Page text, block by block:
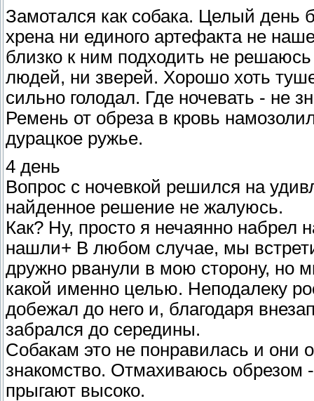
Замотался как собака. Целый день
хрена ни единого артефакта не
близко к ним подходить не
людей, ни зверей. Хорошо хоть
сильно голодал. Где ночевать - не
Ремень от обреза в кровь
дурацкое ружье.
4 день
Вопрос с ночевкой решился на
найденное решение не жалуюсь.
Как? Ну, просто я нечаянно набрел
нашли+ В любом случае, мы
дружно рванули в мою сторону, но
какой именно целью. Неподалеку
добежал до него и, благодаря
забрался до середины.
Собакам это не понравилась и они
знакомство. Отмахиваюсь обрезом
прыгают высоко.